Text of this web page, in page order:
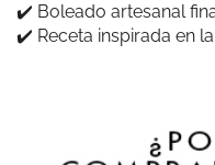
Lucia Reinado
✔️ Boleado artesanal
✔️ Receta inspirada en